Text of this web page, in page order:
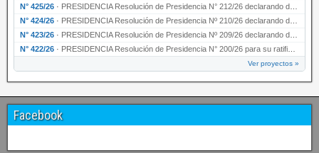
N° 425/26 · PRESIDENCIA Resolución de Presidencia N° 212/26 declarando de interés provincial el “50° A…
N° 424/26 · PRESIDENCIA Resolución de Presidencia Nº 210/26 declarando de interés provincial el proyec…
N° 423/26 · PRESIDENCIA Resolución de Presidencia Nº 209/26 declarando de interés provincial la presen…
N° 422/26 · PRESIDENCIA Resolución de Presidencia N° 200/26 para su ratificación.
Ver proyectos »
Facebook